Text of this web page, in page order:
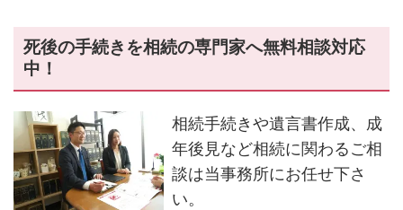
死後の手続きを相続の専門家へ無料相談対応
中！
相続手続きや遺言書作成、成
年後見など相続に関わるご相
談は当事務所にお任せ下さ
い。